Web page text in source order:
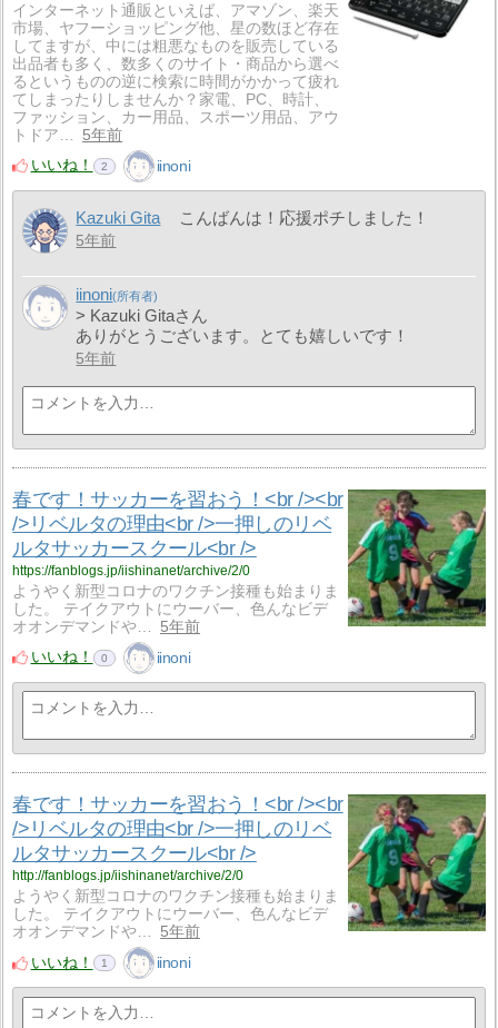
インターネット通販といえば、アマゾン、楽天
市場、ヤフーショッピング他、星の数ほど存在
してますが、中には粗悪なものを販売している
出品者も多く、数多くのサイト・商品から選べ
るというものの逆に検索に時間がかかって疲れ
てしまったりしませんか？家電、PC、時計、
ファッション、カー用品、スポーツ用品、アウ
トドア…
5年前
いいね！
2 iinoni
Kazuki Gita こんばんは！応援ポチしました！
5年前
iinoni
> Kazuki Gitaさん
ありがとうございます。とても嬉しいです！
5年前
春です！サッカーを習おう！<br /><br
/>リベルタの理由<br />一押しのリベ
ルタサッカースクール<br />
https://fanblogs.jp/iishinanet/archive/2/0
ようやく新型コロナのワクチン接種も始まりま
した。 テイクアウトにウーバー、色んなビデ
オオンデマンドや…
5年前
いいね！
0 iinoni
春です！サッカーを習おう！<br /><br
/>リベルタの理由<br />一押しのリベ
ルタサッカースクール<br />
http://fanblogs.jp/iishinanet/archive/2/0
ようやく新型コロナのワクチン接種も始まりま
した。 テイクアウトにウーバー、色んなビデ
オオンデマンドや…
5年前
いいね！
1 iinoni